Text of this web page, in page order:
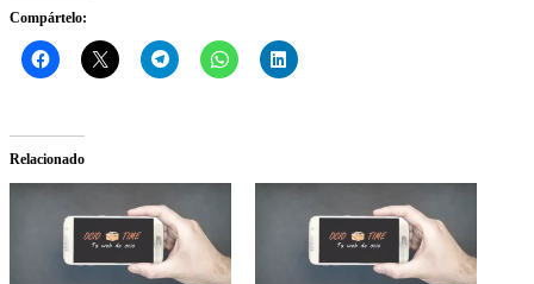
Compártelo:
Relacionado